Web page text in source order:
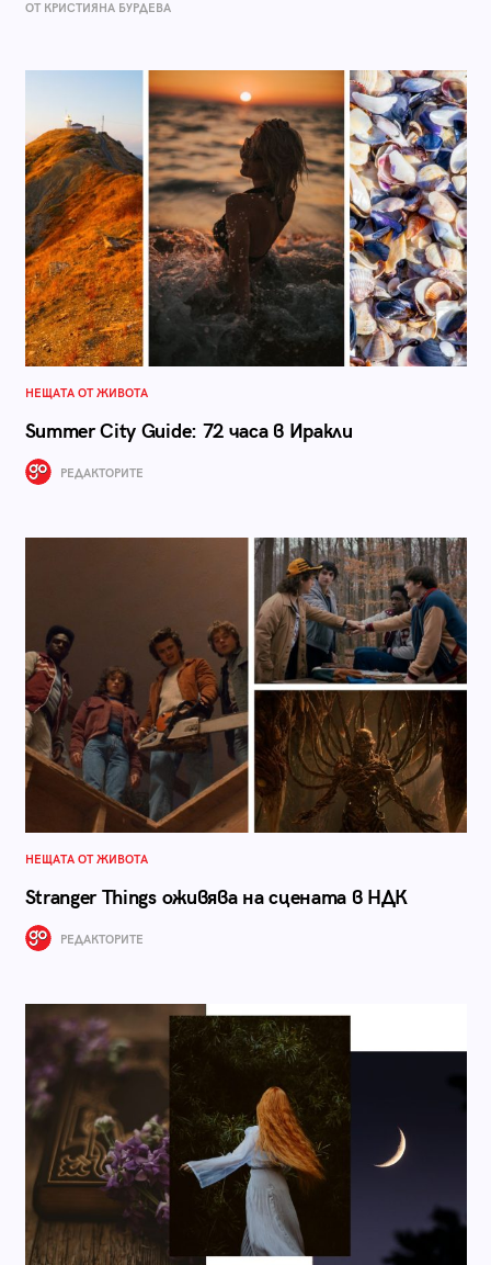
ОТ КРИСТИЯНА БУРДЕВА
НЕЩАТА ОТ ЖИВОТА
Summer City Guide: 72 часа в Иракли
РЕДАКТОРИТЕ
НЕЩАТА ОТ ЖИВОТА
Stranger Things оживява на сцената в НДК
РЕДАКТОРИТЕ